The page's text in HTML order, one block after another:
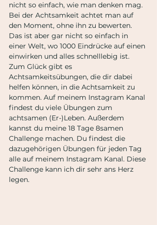
nicht so einfach, wie man denken mag.
Bei der Achtsamkeit achtet man auf
den Moment, ohne ihn zu bewerten.
Das ist aber gar nicht so einfach in
einer Welt, wo 1000 Eindrücke auf einen
einwirken und alles schnelllebig ist.
Zum Glück gibt es
Achtsamkeitsübungen, die dir dabei
helfen können, in die Achtsamkeit zu
kommen. Auf meinem Instagram Kanal
findest du viele Übungen zum
achtsamen (Er-)Leben. Außerdem
kannst du meine 18 Tage 8samen
Challenge machen. Du findest die
dazugehörigen Übungen für jeden Tag
alle auf meinem Instagram Kanal. Diese
Challenge kann ich dir sehr ans Herz
legen.